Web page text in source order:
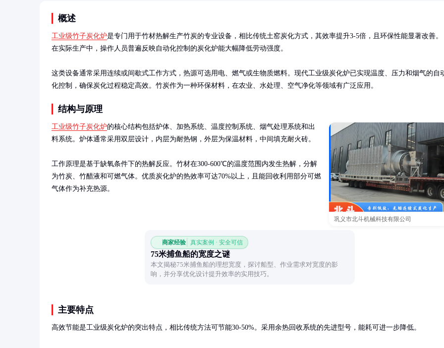
概述
工业级竹子炭化炉是专门用于竹材热解生产竹炭的专业设备，相比传统土窑炭化方式，其效率提升3-5倍，且环保性能显著改善。
在实际生产中，操作人员普遍反映自动化控制的炭化炉能大幅降低劳动强度。
这类设备通常采用连续或间歇式工作方式，热源可选用电、燃气或生物质燃料。现代工业级炭化炉已实现温度、压力和烟气的自
化控制，确保炭化过程稳定高效。竹炭作为一种环保材料，在农业、水处理、空气净化等领域有广泛应用。
结构与原理
巩义市北斗机械科技有限公司
工业级竹子炭化炉的核心结构包括炉体、加热系统、温度控制系统、烟气处理系统和出
料系统。炉体通常采用双层设计，内层为耐热钢，外层为保温材料，中间填充耐火砖。
工作原理是基于缺氧条件下的热解反应。竹材在300-600℃的温度范围内发生热解，分解
为竹炭、竹醋液和可燃气体。优质炭化炉的热效率可达70%以上，且能回收利用部分可燃
气体作为补充热源。
商家经验 真实案例 · 安全可信
75米捕鱼船的宽度之谜
本文揭秘75米捕鱼船的理想宽度，探讨船型、作业需求对宽度的影
响，并分享优化设计提升效率的实用技巧。
主要特点
高效节能是工业级炭化炉的突出特点，相比传统方法可节能30-50%。采用余热回收系统的先进型号，能耗可进一步降低。